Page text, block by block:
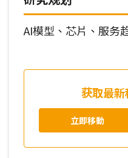
AI模型、芯片、服务
获取最
立即移動